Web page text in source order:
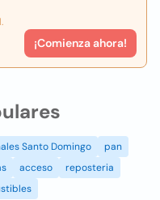
¡Comienza ahora!
Santo Domingo
pan
acceso
reposteria